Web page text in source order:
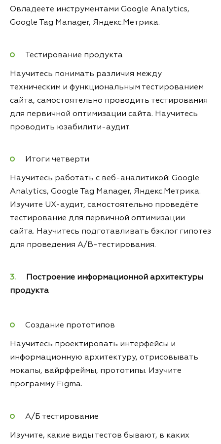
Овладеете инструментами Google Analytics,
Google Tag Manager, Яндекс.Метрика.
Тестирование продукта
Научитесь понимать различия между
техническим и функциональным тестированием
сайта, самостоятельно проводить тестирования
для первичной оптимизации сайта. Научитесь
проводить юзабилити-аудит.
Итоги четверти
Научитесь работать с веб-аналитикой: Google
Analytics, Google Tag Manager, Яндекс.Метрика.
Изучите UX-аудит, самостоятельно проведёте
тестирование для первичной оптимизации
сайта. Научитесь подготавливать бэклог гипотез
для проведения A/B-тестирования.
Построение информационной архитектуры
продукта
Создание прототипов
Научитесь проектировать интерфейсы и
информационную архитектуру, отрисовывать
мокапы, вайрфреймы, прототипы. Изучите
программу Figma.
А/Б тестирование
Изучите, какие виды тестов бывают, в каких